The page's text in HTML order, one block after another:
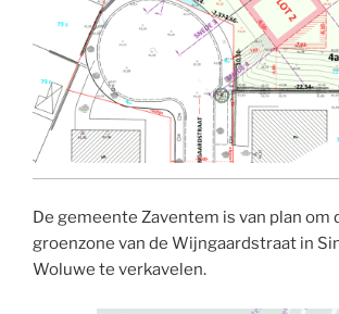
De gemeente Zaventem is van plan om
groenzone van de Wijngaardstraat in
Woluwe te verkavelen.